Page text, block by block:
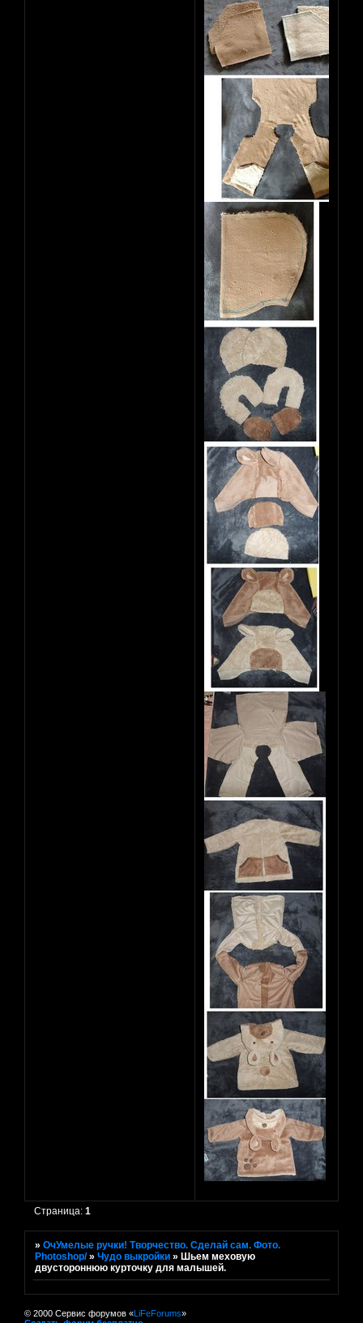
Страница:1
»ОчУмелые ручки! Творчество. Сделай сам. Фото.
Photoshop/ »Чудо выкройки »Шьем меховую
двустороннюю курточку для малышей.
© 2000 Сервис форумов «LiFeForums»